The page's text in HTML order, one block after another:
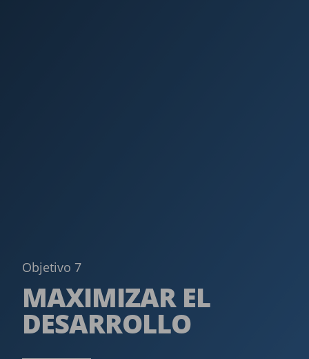
Objetivo 7
MAXIMIZAR EL
DESARROLLO ­